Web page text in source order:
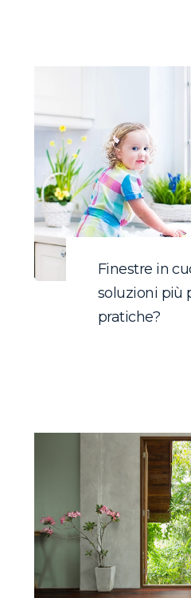
Finestre in
soluzioni più
pratiche?